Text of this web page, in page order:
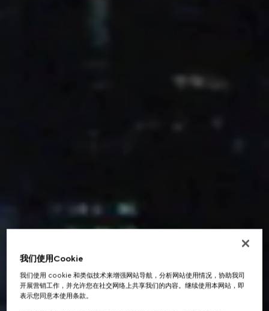
我们使用Cookie
我们使用 cookie 和类似技术来增强网站导航，分析网站使用情况，协助我司
开展营销工作，并允许您在社交网络上共享我们的内容。继续使用本网站，即
表示您同意本使用条款。